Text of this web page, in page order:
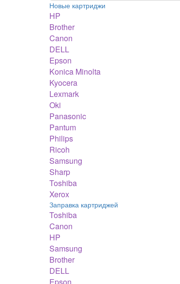
Новые картриджи
HP
Brother
Canon
DELL
Epson
Konica Minolta
Kyocera
Lexmark
Oki
Panasonic
Pantum
Philips
Ricoh
Samsung
Sharp
Toshiba
Xerox
Заправка картриджей
Toshiba
Canon
HP
Samsung
Brother
DELL